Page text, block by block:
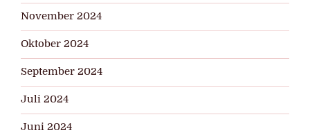
November 2024
Oktober 2024
September 2024
Juli 2024
Juni 2024